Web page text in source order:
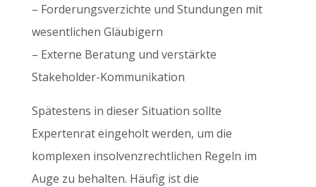
– Forderungsverzichte und Stundungen mit
wesentlichen Gläubigern
– Externe Beratung und verstärkte
Stakeholder-Kommunikation
Spätestens in dieser Situation sollte
Expertenrat eingeholt werden, um die
komplexen insolvenzrechtlichen Regeln im
Auge zu behalten. Häufig ist die